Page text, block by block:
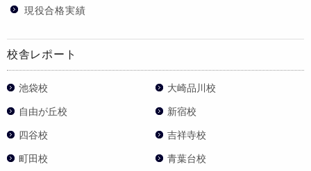
現役合格実績
校舎レポート
池袋校 大崎品川校
自由が丘校 新宿校
四谷校 吉祥寺校
町田校 青葉台校